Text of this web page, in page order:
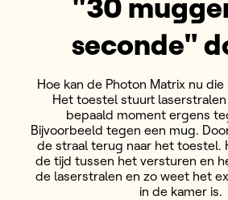
"30
seconde"
Hoe kan de Photon Matrix nu
Het toestel stuurt
bepaald moment ergens
Bijvoorbeeld tegen een mug.
de straal terug naar het toestel.
de tijd tussen het versturen en
de laserstralen en zo weet het
in de kamer is.